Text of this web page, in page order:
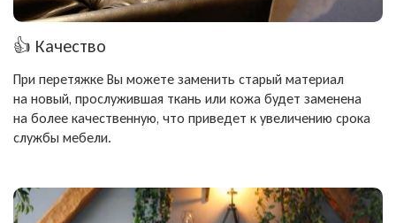
👍 Качество
При перетяжке Вы можете заменить старый материал
на новый, прослужившая ткань или кожа будет заменена
на более качественную, что приведет к увеличению срока
службы мебели.